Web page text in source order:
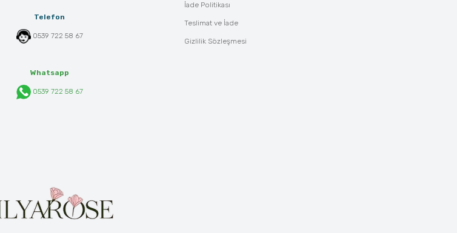
Telefon
0539 722 58 67
Whatsapp
0539 722 58 67
İade Politikası
Teslimat ve İade
Gizlilik Sözleşmesi